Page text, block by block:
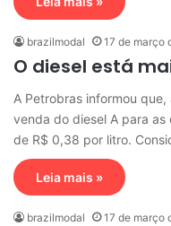
brazilmodal 17 de março
O diesel está
A Petrobras informou
venda do diesel A para
de R$ 0,38 por litro.
Leia mais »
brazilmodal 17 de março